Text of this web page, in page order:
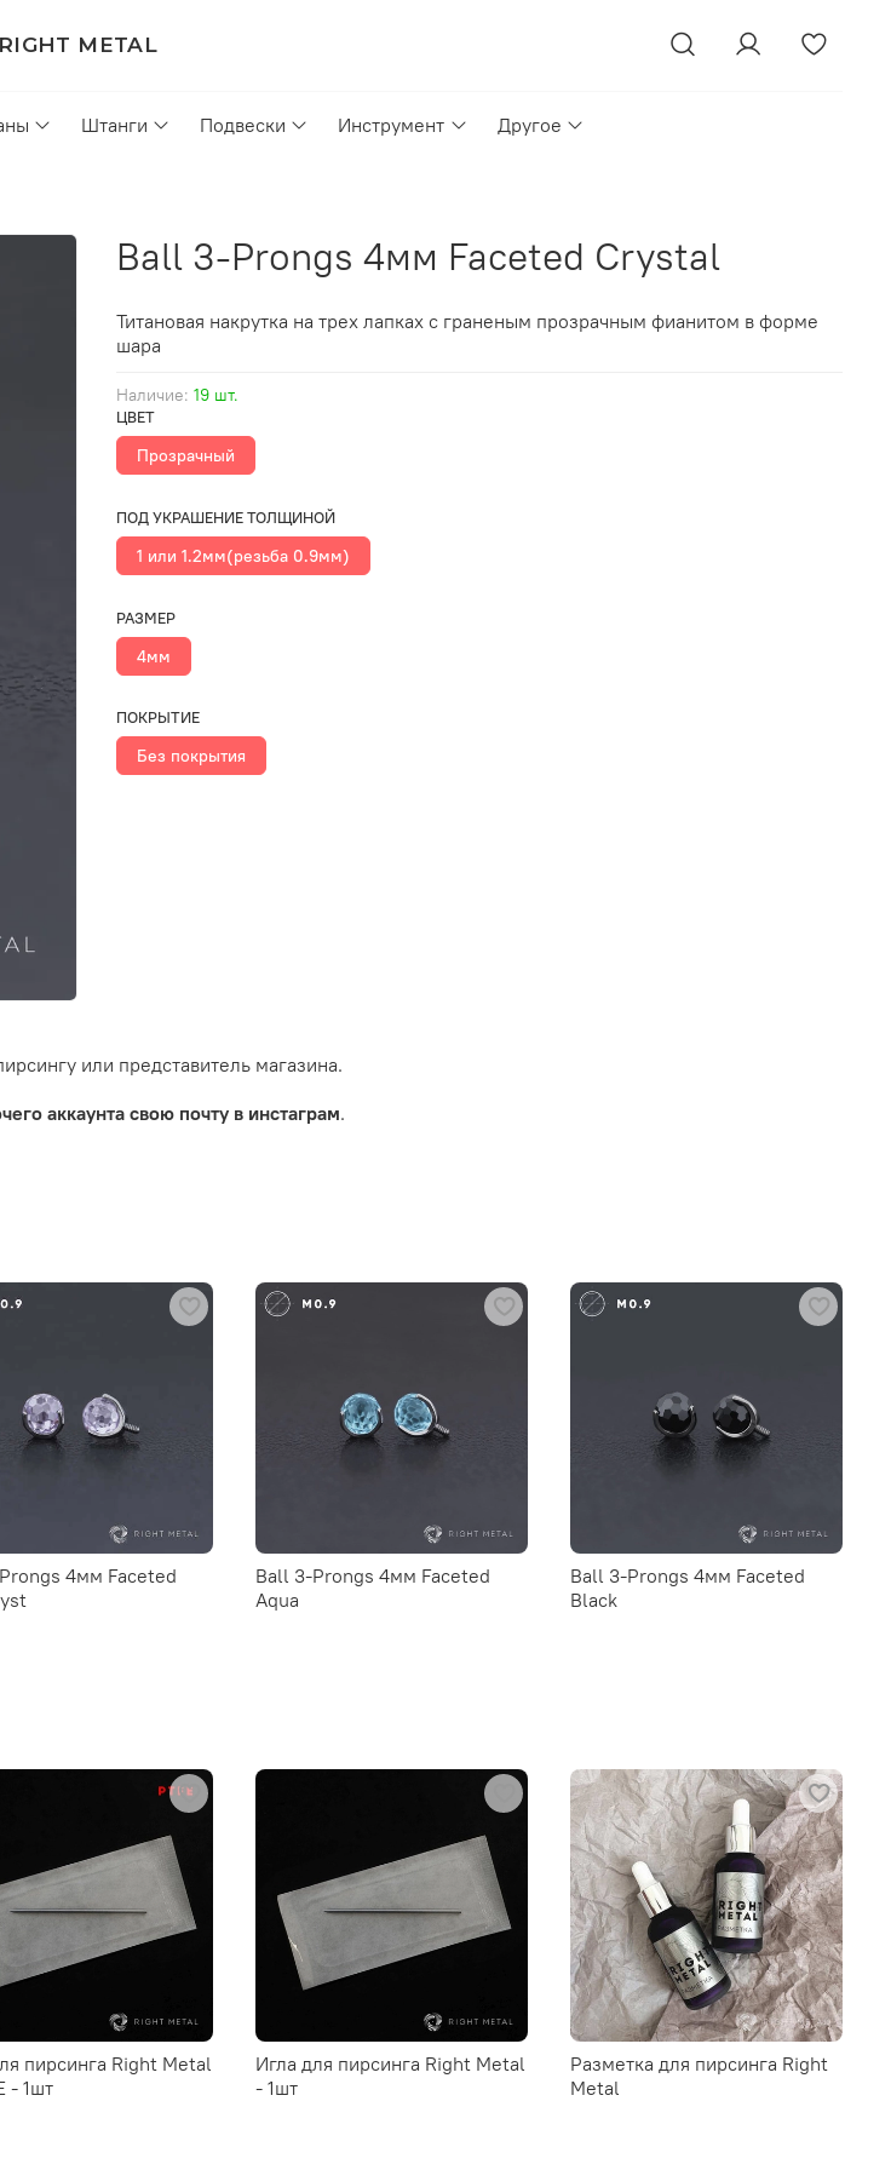
RIGHT METAL
Штанги Подвески Инструмент Другое
Наличие: 19 шт.
Ball 3-Prongs 4мм Faceted Crystal
ЦВЕТ
Прозрачный
ПОД УКРАШЕНИЕ ТОЛЩИНОЙ
1 или 1.2мм(резьба 0.9мм)
РАЗМЕР
4мм
ПОКРЫТИЕ
Без покрытия
Титановая накрутка на трех лапках с граненым прозрачным фианитом в форме
шара
или представитель магазина.
аккаунта свою почту в инстаграм.
4мм Faceted
Ball 3-Prongs 4мм Faceted
Aqua
Ball 3-Prongs 4мм Faceted
Black
пирсинга Right Metal
- 1шт
Игла для пирсинга Right Metal
- 1шт
Разметка для пирсинга Right
Metal